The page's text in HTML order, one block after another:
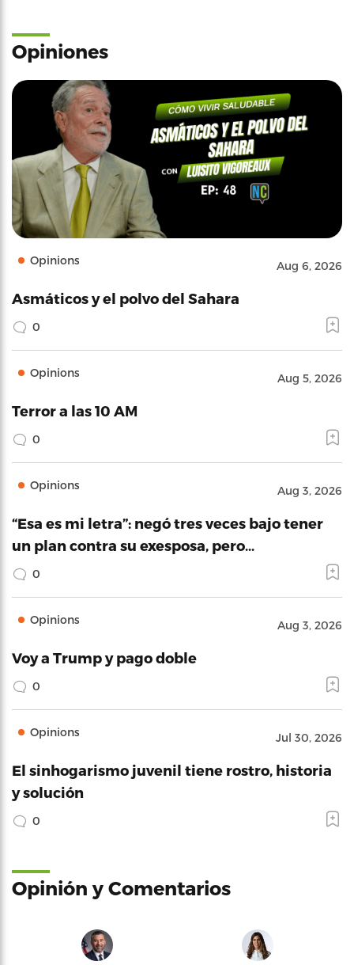
Opiniones
Opinions Aug 6, 2026
Asmáticos y el polvo del Sahara
0
Opinions Aug 5, 2026
Terror a las 10 AM
0
Opinions Aug 3, 2026
“Esa es mi letra”: negó tres veces bajo tener
un plan contra su exesposa, pero…
0
Opinions Aug 3, 2026
Voy a Trump y pago doble
0
Opinions Jul 30, 2026
El sinhogarismo juvenil tiene rostro, historia
y solución
0
Opinión y Comentarios